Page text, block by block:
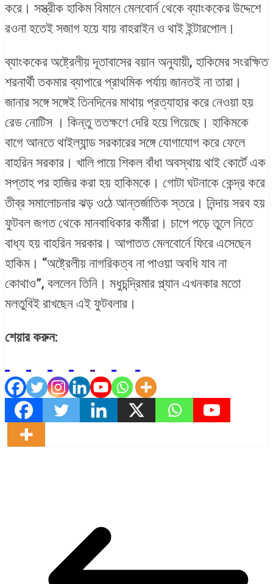
করে। সস্ত্রীক হাকিম বিমানে মেলবোর্ন থেকে ব্যাংককের উদ্দেশে
রওনা হতেই সজাগ হয়ে যায় বাহরাইন ও থাই ইন্টারপোল।
ব্যাংককের অষ্ট্রেলীয় দূতাবাসের বয়ান অনুযায়ী, হাকিমের সংরক্ষিত
শরনার্থী তকমার ব্যাপারে প্রাথমিক পর্যায় জানতই না তারা।
জানার সঙ্গে সঙ্গেই তিনদিনের মাথায় প্রত্যাহার করে নেওয়া হয়
রেড নোটিস । কিন্তু ততক্ষণে দেরি হয়ে গিয়েছে। হাকিমকে
বাগে আনতে থাইল্যান্ড সরকারের সঙ্গে যোগাযোগ করে ফেলে
বাহরিন সরকার। খালি পায়ে শিকল বাঁধা অবস্থায় থাই কোর্টে এক
সপ্তাহ পর হাজির করা হয় হাকিমকে। গোটা ঘটনাকে কেন্দ্র করে
তীব্র সমালোচনার ঝড় ওঠে আন্তর্জাতিক স্তরে। নিন্দায় সরব হয়
ফুটবল জগত থেকে মানবাধিকার কর্মীরা। চাপে পড়ে তুলে নিতে
বাধ্য হয় বাহরিন সরকার। আপাতত মেলবোর্নে ফিরে এসেছেন
হাকিম। “অষ্ট্রেলীয় নাগরিকত্ব না পাওয়া অবধি যাব না
কোথাও”, বললেন তিনি। মধুচন্দ্রিমার প্ল্যান এখনকার মতো
মলতুবিই রাখছেন এই ফুটবলার।
শেয়ার করুন: